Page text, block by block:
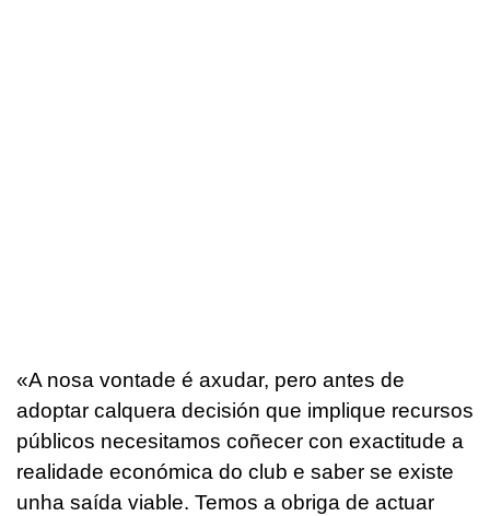
«A nosa vontade é axudar, pero antes de
adoptar calquera decisión que implique recursos
públicos necesitamos coñecer con exactitude a
realidade económica do club e saber se existe
unha saída viable. Temos a obriga de actuar